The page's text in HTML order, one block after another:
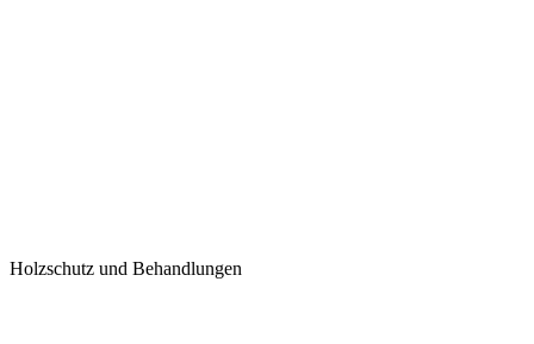
Holzschutz und Behandlungen